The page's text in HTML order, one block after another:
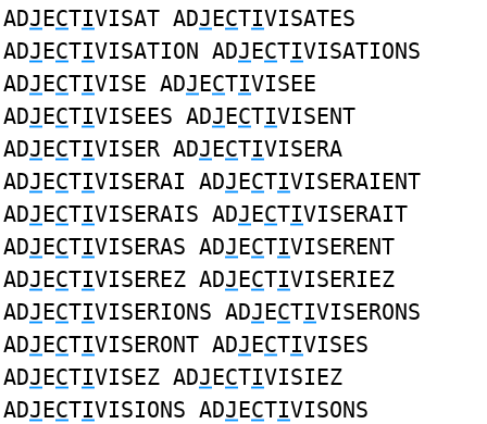
ADJECTIVISAT ADJECTIVISATES
ADJECTIVISATION ADJECTIVISATIONS
ADJECTIVISE ADJECTIVISEE
ADJECTIVISEES ADJECTIVISENT
ADJECTIVISER ADJECTIVISERA
ADJECTIVISERAI ADJECTIVISERAIENT
ADJECTIVISERAIS ADJECTIVISERAIT
ADJECTIVISERAS ADJECTIVISERENT
ADJECTIVISEREZ ADJECTIVISERIEZ
ADJECTIVISERIONS ADJECTIVISERONS
ADJECTIVISERONT ADJECTIVISES
ADJECTIVISEZ ADJECTIVISIEZ
ADJECTIVISIONS ADJECTIVISONS